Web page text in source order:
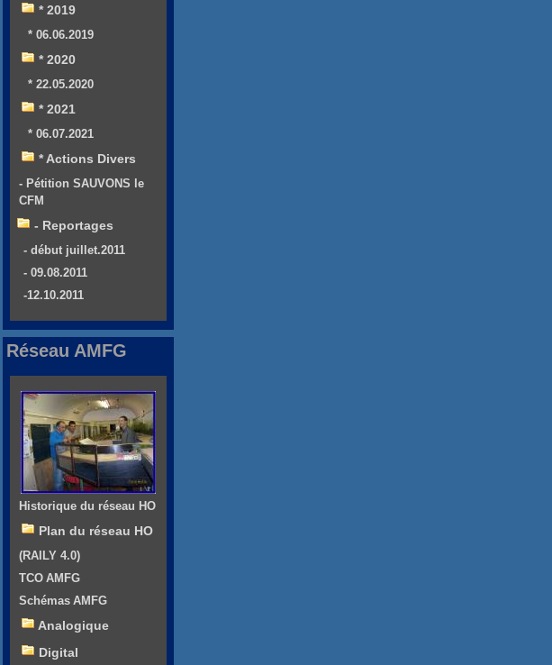
* 2019
* 06.06.2019
* 2020
* 22.05.2020
* 2021
* 06.07.2021
* Actions Divers
- Pétition SAUVONS le
CFM
- Reportages
- début juillet.2011
- 09.08.2011
-12.10.2011
Réseau AMFG
Historique du réseau HO
Plan du réseau HO
(RAILY 4.0)
TCO AMFG
Schémas AMFG
Analogique
Digital